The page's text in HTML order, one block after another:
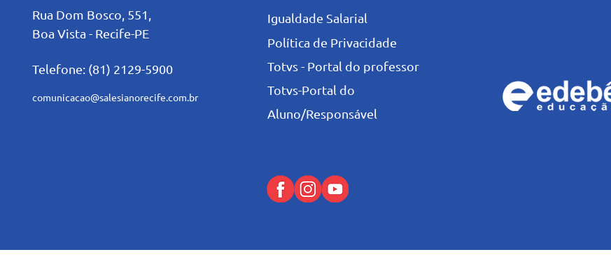
Rua Dom Bosco, 551,
Boa Vista - Recife-PE
Telefone: (81) 2129-5900
comunicacao@salesianorecife.com.br
Igualdade Salarial
Política de Privacidade
Totvs - Portal do professor
Totvs-Portal do
Aluno/Responsável